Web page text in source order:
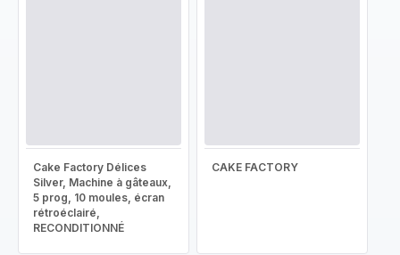
Cake Factory Délices
Silver, Machine à gâteaux,
5 prog, 10 moules, écran
rétroéclairé,
RECONDITIONNÉ
CAKE FACTORY